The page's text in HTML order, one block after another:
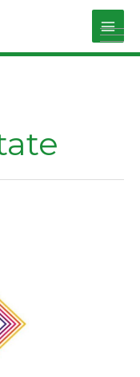
Main